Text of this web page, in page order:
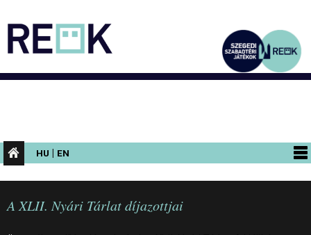
HU | EN
PROGRAMOK
KIÁLLÍTÁSOK
A XLII. Nyári Tárlat díjazottjai